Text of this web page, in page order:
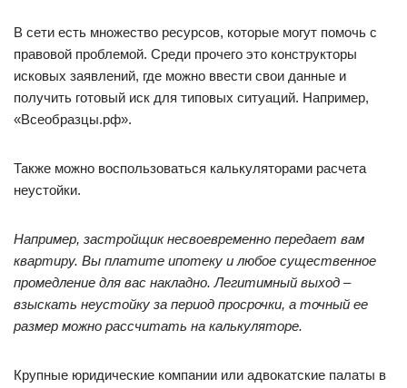
В сети есть множество ресурсов, которые могут помочь с
правовой проблемой. Среди прочего это конструкторы
исковых заявлений, где можно ввести свои данные и
получить готовый иск для типовых ситуаций. Например,
«Всеобразцы.рф».
Также можно воспользоваться калькуляторами расчета
неустойки.
Например, застройщик несвоевременно передает вам
квартиру. Вы платите ипотеку и любое существенное
промедление для вас накладно. Легитимный выход –
взыскать неустойку за период просрочки, а точный ее
размер можно рассчитать на калькуляторе.
Крупные юридические компании или адвокатские палаты в